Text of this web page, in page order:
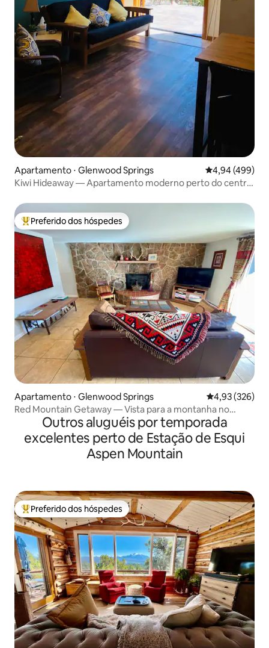
Apartamento ⋅ Glenwood Springs 4,94 de uma
4,94 (499)
Kiwi Hideaway — Apartamento moderno perto do centro
Entre os melhores preferidos dos hóspedes
Preferido dos hóspedes
Apartamento ⋅ Glenwood Springs 4,93 de uma
4,93 (326)
Red Mountain Getaway — Vista para a montanha no
centro da cidade
Outros aluguéis por temporada
excelentes perto de Estação de Esqui
Aspen Mountain
Entre os melhores preferidos dos hóspedes
Preferido dos hóspedes